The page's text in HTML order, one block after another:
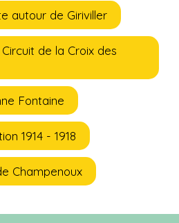
autour de Giriviller
de la Croix des
Fontaine
1914 - 1918
Champenoux